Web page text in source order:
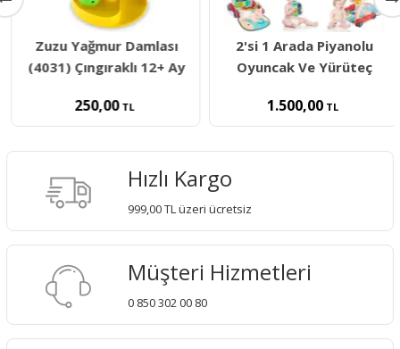
Zuzu Yağmur Damlası
(4031) Çıngıraklı 12+ Ay
250,00TL
2'si 1 Arada Piyanolu
Oyuncak Ve Yürüteç
1.500,00TL
Hızlı Kargo
999,00 TL üzeri ücretsiz
Müşteri Hizmetleri
0 850 302 00 80